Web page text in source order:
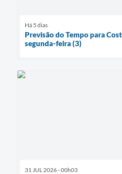
Há 5 dias
Previsão do Tempo para
segunda-feira (3)
31 JUL 2026 - 00h03